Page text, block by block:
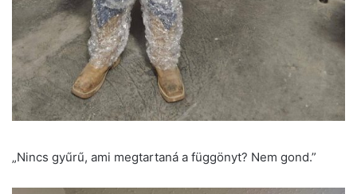
„Nincs gyűrű, ami megtartaná a függönyt? Nem gond.”